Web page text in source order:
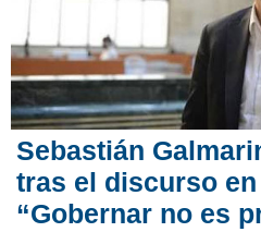
Sebastián
tras el discurso
“Gobernar no es